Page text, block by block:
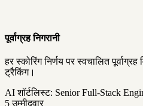
पूर्वाग्रह निगरानी
हर स्कोरिंग निर्णय पर स्वचालित
ट्रैकिंग।
AI शॉर्टलिस्ट: Senior Full-Stack
5 उम्मीदवार